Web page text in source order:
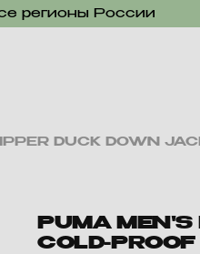
регионы России
DUCK DOWN
PUMA MEN'S
COLD-